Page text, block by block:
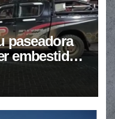
paseadora
embestidas